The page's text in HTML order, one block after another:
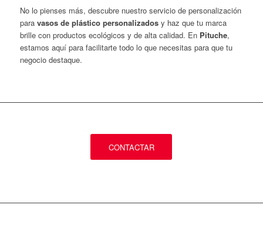
No lo pienses más, descubre nuestro servicio de personalización
para vasos de plástico personalizadosy haz que tu marca
brille con productos ecológicos y de alta calidad. En Pituche,
estamos aquí para facilitarte todo lo que necesitas para que tu
negocio destaque.
CONTACTAR